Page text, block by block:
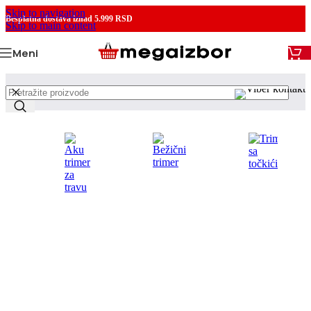
Skip to navigation
Skip to main content
Besplatna dostavaiznad 5.999 RSD
Meni